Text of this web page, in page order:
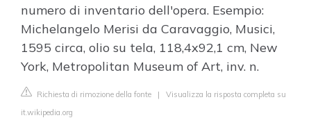
numero di inventario dell'opera. Esempio:
Michelangelo Merisi da Caravaggio, Musici,
1595 circa, olio su tela, 118,4x92,1 cm, New
York, Metropolitan Museum of Art, inv. n.
Richiesta di rimozione della fonte | Visualizza la risposta completa su
it.wikipedia.org